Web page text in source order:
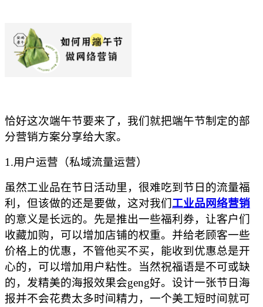
恰好这次端午节要来了，我们就把端午节制定的部
分营销方案分享给大家。
1.用户运营（私域流量运营）
虽然工业品在节日活动里，很难吃到节日的流量福
利，但该做的还是要做，这对我们工业品网络营销
的意义是长远的。先是推出一些福利券，让客户们
收藏加购，可以增加店铺的权重。并给老顾客一些
价格上的优惠，不管他买不买，能收到优惠总是开
心的，可以增加用户粘性。当然祝福语是不可或缺
的，发精美的海报效果会geng好。设计一张节日海
报并不会花费太多时间精力，一个美工短时间就可